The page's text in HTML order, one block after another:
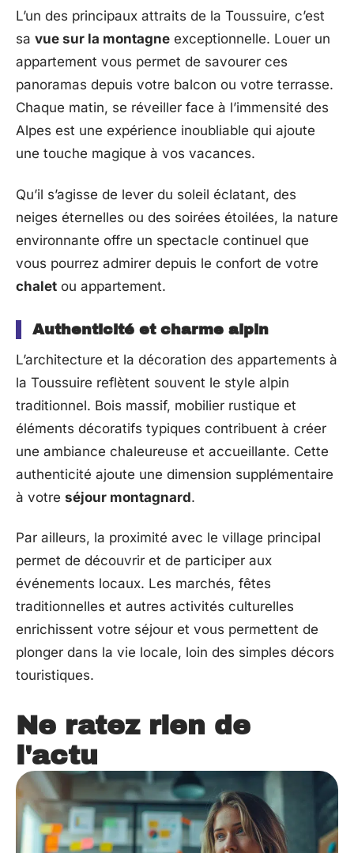
L’un des principaux attraits de la Toussuire, c’est
sa vue sur la montagne exceptionnelle. Louer un
appartement vous permet de savourer ces
panoramas depuis votre balcon ou votre terrasse.
Chaque matin, se réveiller face à l’immensité des
Alpes est une expérience inoubliable qui ajoute
une touche magique à vos vacances.
Qu’il s’agisse de lever du soleil éclatant, des
neiges éternelles ou des soirées étoilées, la nature
environnante offre un spectacle continuel que
vous pourrez admirer depuis le confort de votre
chalet ou appartement.
Authenticité et charme alpin
L’architecture et la décoration des appartements à
la Toussuire reflètent souvent le style alpin
traditionnel. Bois massif, mobilier rustique et
éléments décoratifs typiques contribuent à créer
une ambiance chaleureuse et accueillante. Cette
authenticité ajoute une dimension supplémentaire
à votre séjour montagnard.
Par ailleurs, la proximité avec le village principal
permet de découvrir et de participer aux
événements locaux. Les marchés, fêtes
traditionnelles et autres activités culturelles
enrichissent votre séjour et vous permettent de
plonger dans la vie locale, loin des simples décors
touristiques.
Ne ratez rien de
l'actu